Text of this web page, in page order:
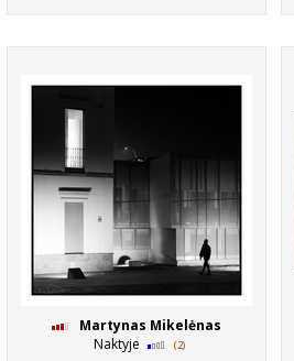
Martynas Mikelėnas
Naktyje
(2)